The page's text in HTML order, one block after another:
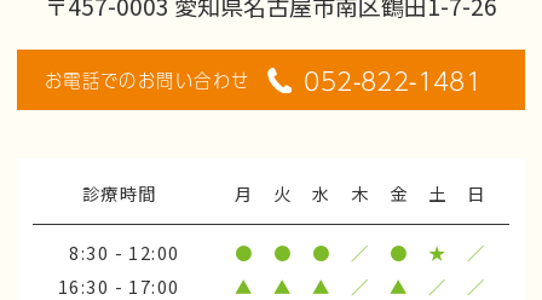
お電話でのお問い合わせ 052-822-1481
診療時間 月 火 水 木 金 土 日
8:30 - 12:00 ● ● ● ／ ● ★
／
16:30 - 17:00
▲ ▲ ▲ ／ ▲ ／
／